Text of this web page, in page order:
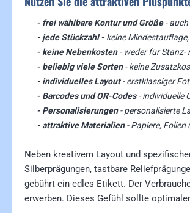
- frei wählbare Kontur und Größe -
- jede Stückzahl - keine
- keine Nebenkosten - weder für Stanz-
- beliebig viele Sorten - keine
- individuelles Layout - erstklassiger
- Barcodes und QR-Codes - individuelle
- Personalisierungen - personalisierte
- attraktive Materialien - Papiere,
Neben kreativem Layout und
Silberprägungen, tastbare
gebührt ein edles Etikett. Der
erwerben. Dieses Gefühl sollte